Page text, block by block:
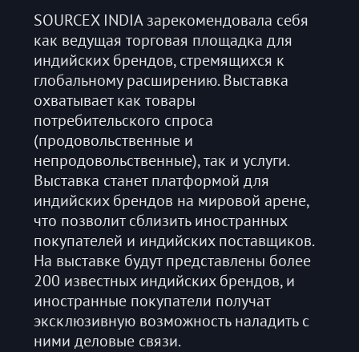
SOURCEX INDIA зарекомендовала себя
как ведущая торговая площадка для
индийских брендов, стремящихся к
глобальному расширению. Выставка
охватывает как товары
потребительского спроса
(продовольственные и
непродовольственные), так и услуги.
Выставка станет платформой для
индийских брендов на мировой арене,
что позволит сблизить иностранных
покупателей и индийских поставщиков.
На выставке будут представлены более
200 известных индийских брендов, и
иностранные покупатели получат
эксклюзивную возможность наладить с
ними деловые связи.